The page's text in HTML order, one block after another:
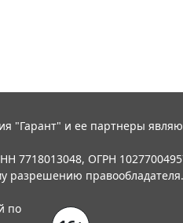
"Гарант" и ее партнеры
7718013048, ОГРН
разрешению правообладателя.
по